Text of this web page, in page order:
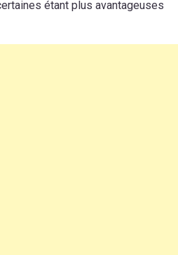
étant plus avantageuses